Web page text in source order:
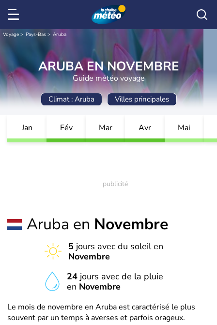
Voyage Pays-Bas Aruba
ARUBA EN NOVEMBRE
Guide météo voyage
Climat : Aruba Villes principales
Jan Fév Mar Avr Mai
Aruba en Novembre
5 jours avec du soleil en
Novembre
24jours avec de la pluie
en Novembre
Le mois de novembre en Aruba est caractérisé le plus
souvent par un temps à averses et parfois orageux.